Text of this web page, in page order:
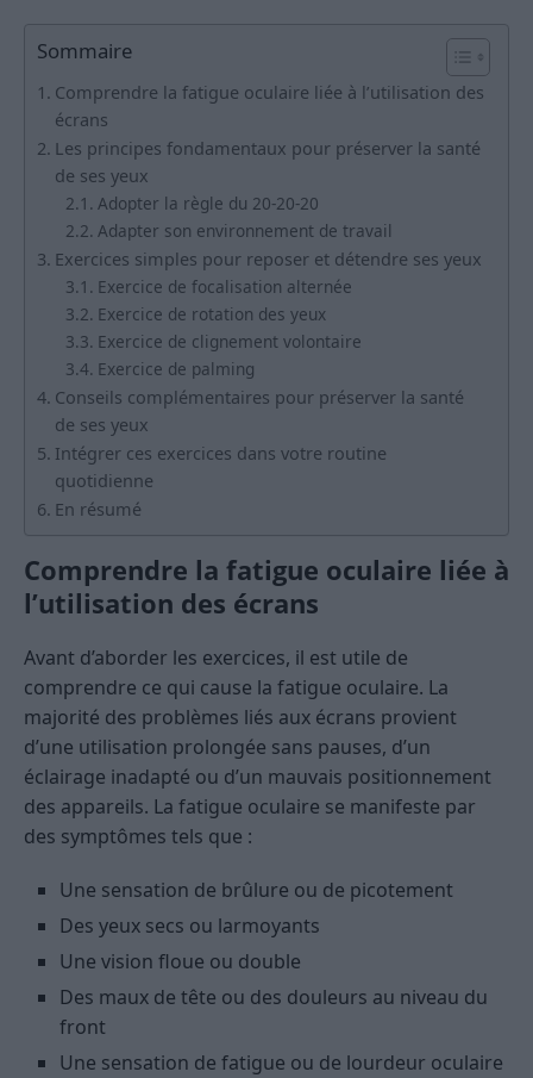
Sommaire
Comprendre la fatigue oculaire liée à l’utilisation des
écrans
Les principes fondamentaux pour préserver la santé
de ses yeux
Adopter la règle du 20-20-20
Adapter son environnement de travail
Exercices simples pour reposer et détendre ses yeux
Exercice de focalisation alternée
Exercice de rotation des yeux
Exercice de clignement volontaire
Exercice de palming
Conseils complémentaires pour préserver la santé
de ses yeux
Intégrer ces exercices dans votre routine
quotidienne
En résumé
Comprendre la fatigue oculaire liée à
l’utilisation des écrans
Avant d’aborder les exercices, il est utile de
comprendre ce qui cause la fatigue oculaire. La
majorité des problèmes liés aux écrans provient
d’une utilisation prolongée sans pauses, d’un
éclairage inadapté ou d’un mauvais positionnement
des appareils. La fatigue oculaire se manifeste par
des symptômes tels que :
Une sensation de brûlure ou de picotement
Des yeux secs ou larmoyants
Une vision floue ou double
Des maux de tête ou des douleurs au niveau du
front
Une sensation de fatigue ou de lourdeur oculaire